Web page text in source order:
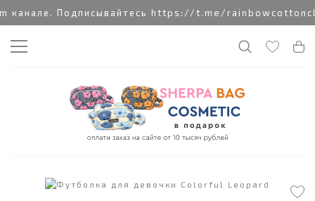
Подписывайтесь https://t.me/